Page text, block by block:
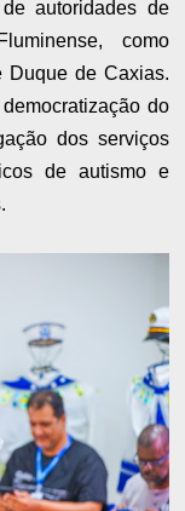
autoridades de
como
Duque de Caxias.
do
dos serviços
de autismo e